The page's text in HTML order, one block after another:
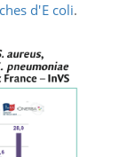
d'E coli.